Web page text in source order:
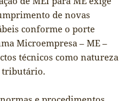
de novas
conforme o porte
Microempresa – ME –
técnicos como natureza
tributário.